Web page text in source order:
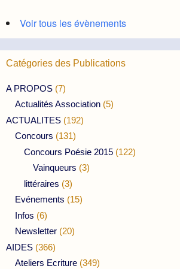
Voir tous les évènements
Catégories des Publications
A PROPOS (7)
Actualités Association (5)
ACTUALITES (192)
Concours (131)
Concours Poésie 2015 (122)
Vainqueurs (3)
littéraires (3)
Evénements (15)
Infos (6)
Newsletter (20)
AIDES (366)
Ateliers Ecriture (349)